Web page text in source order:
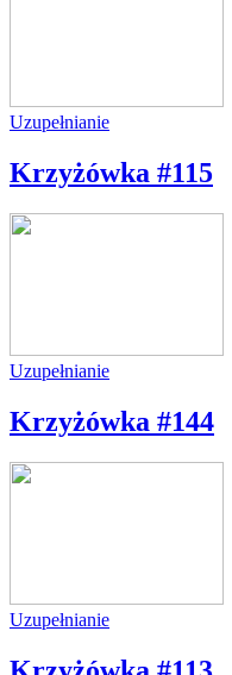
Uzupełnianie
Krzyżówka #115
Uzupełnianie
Krzyżówka #144
Uzupełnianie